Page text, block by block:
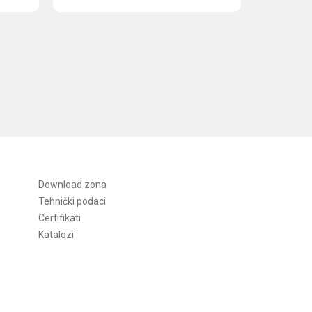
Download zona
Tehnički podaci
Certifikati
Katalozi